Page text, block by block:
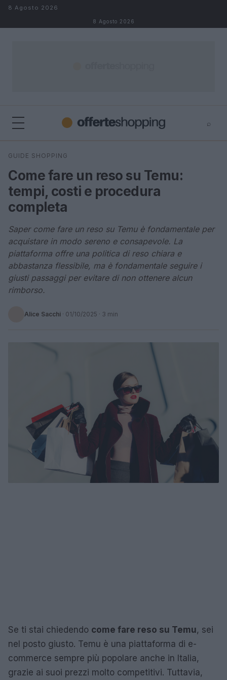
Salta al contenuto
8 Agosto 2026
8 Agosto 2026
⌕
Cerca
GUIDE SHOPPING
Come fare un reso su Temu:
tempi, costi e procedura
completa
Saper come fare un reso su Temu è fondamentale per
acquistare in modo sereno e consapevole. La
piattaforma offre una politica di reso chiara e
abbastanza flessibile, ma è fondamentale seguire i
giusti passaggi per evitare di non ottenere alcun
rimborso.
Alice Sacchi · 01/10/2025 · 3 min
Se ti stai chiedendo come fare reso su Temu, sei
nel posto giusto. Temu è una piattaforma di e-
commerce sempre più popolare anche in Italia,
grazie ai suoi prezzi molto competitivi. Tuttavia,